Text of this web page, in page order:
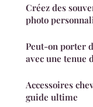
Créez des
photo
Peut-on porter
avec une tenue
Accessoires
guide ultime